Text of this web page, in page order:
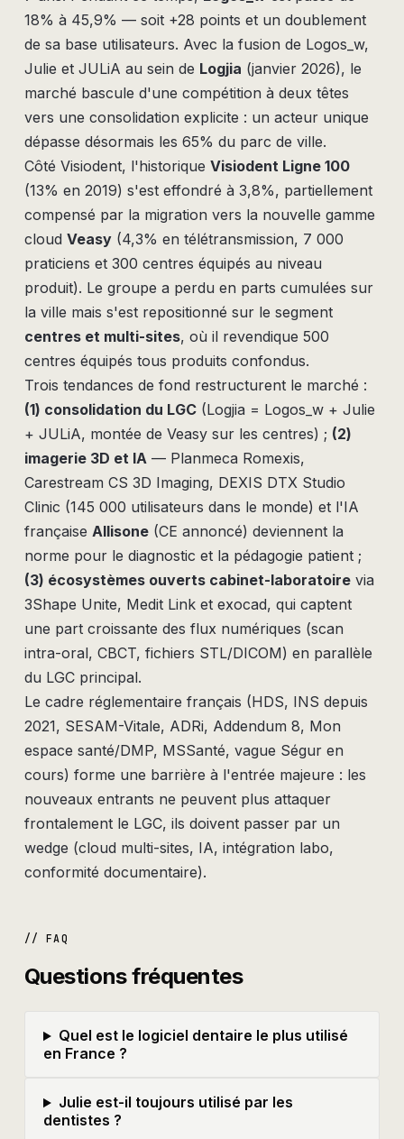
18% à 45,9% — soit +28 points et un doublement
de sa base utilisateurs. Avec la fusion de Logos_w,
Julie et JULiA au sein de Logjia (janvier 2026), le
marché bascule d'une compétition à deux têtes
vers une consolidation explicite : un acteur unique
dépasse désormais les 65% du parc de ville.
Côté Visiodent, l'historique Visiodent Ligne 100
(13% en 2019) s'est effondré à 3,8%, partiellement
compensé par la migration vers la nouvelle gamme
cloud Veasy(4,3% en télétransmission, 7 000
praticiens et 300 centres équipés au niveau
produit). Le groupe a perdu en parts cumulées sur
la ville mais s'est repositionné sur le segment
centres et multi-sites, où il revendique 500
centres équipés tous produits confondus.
Trois tendances de fond restructurent le marché :
(1) consolidation du LGC(Logjia = Logos_w + Julie
+ JULiA, montée de Veasy sur les centres) ; (2)
imagerie 3D et IA— Planmeca Romexis,
Carestream CS 3D Imaging, DEXIS DTX Studio
Clinic (145 000 utilisateurs dans le monde) et l'IA
française Allisone(CE annoncé) deviennent la
norme pour le diagnostic et la pédagogie patient ;
(3) écosystèmes ouverts cabinet-laboratoirevia
3Shape Unite, Medit Link et exocad, qui captent
une part croissante des flux numériques (scan
intra-oral, CBCT, fichiers STL/DICOM) en parallèle
du LGC principal.
Le cadre réglementaire français (HDS, INS depuis
2021, SESAM-Vitale, ADRi, Addendum 8, Mon
espace santé/DMP, MSSanté, vague Ségur en
cours) forme une barrière à l'entrée majeure : les
nouveaux entrants ne peuvent plus attaquer
frontalement le LGC, ils doivent passer par un
wedge (cloud multi-sites, IA, intégration labo,
conformité documentaire).
// FAQ
Questions fréquentes
Quel est le logiciel dentaire le plus utilisé
en France ?
Julie est-il toujours utilisé par les
dentistes ?